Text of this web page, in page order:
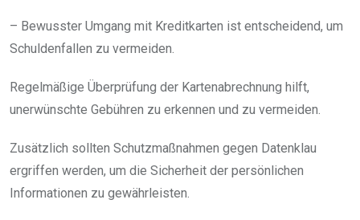
– Bewusster Umgang mit Kreditkarten ist entscheidend, um
Schuldenfallen zu vermeiden.
Regelmäßige Überprüfung der Kartenabrechnung hilft,
unerwünschte Gebühren zu erkennen und zu vermeiden.
Zusätzlich sollten Schutzmaßnahmen gegen Datenklau
ergriffen werden, um die Sicherheit der persönlichen
Informationen zu gewährleisten.